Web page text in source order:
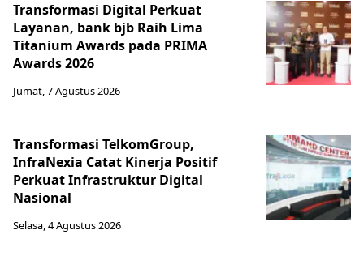
Transformasi Digital Perkuat
Layanan, bank bjb Raih Lima
Titanium Awards pada PRIMA
Awards 2026
Jumat, 7 Agustus 2026
Transformasi TelkomGroup,
InfraNexia Catat Kinerja Positif
Perkuat Infrastruktur Digital
Nasional
Selasa, 4 Agustus 2026